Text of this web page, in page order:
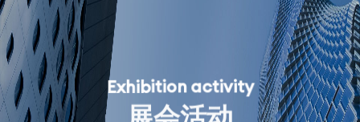
Exhibitionactivity